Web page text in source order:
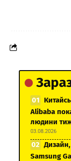
Alibaba
людини
03.08.2026
Samsung